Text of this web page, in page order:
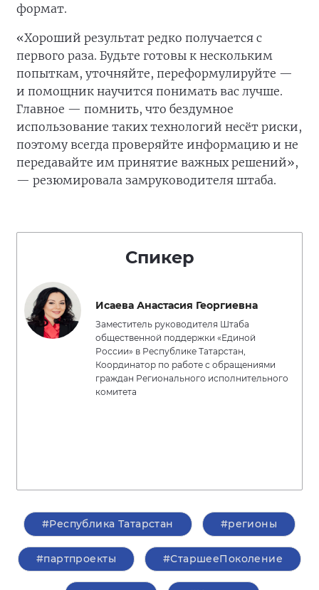
формат.
«Хороший результат редко получается с
первого раза. Будьте готовы к нескольким
попыткам, уточняйте, переформулируйте —
и помощник научится понимать вас лучше.
Главное — помнить, что бездумное
использование таких технологий несёт риски,
поэтому всегда проверяйте информацию и не
передавайте им принятие важных решений»,
— резюмировала замруководителя штаба.
Спикер
Исаева Анастасия Георгиевна
Заместитель руководителя Штаба
общественной поддержки «Единой
России» в Республике Татарстан,
Координатор по работе с обращениями
граждан Регионального исполнительного
комитета
#Республика Татарстан #регионы
#партпроекты #СтаршееПоколение